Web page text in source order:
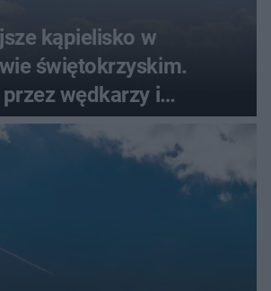
kąpielisko w
świętokrzyskim.
wędkarzy i